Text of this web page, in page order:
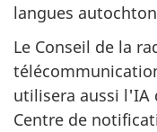
langues
Le Conseil de la
utilisera aussi l'IA
Centre de